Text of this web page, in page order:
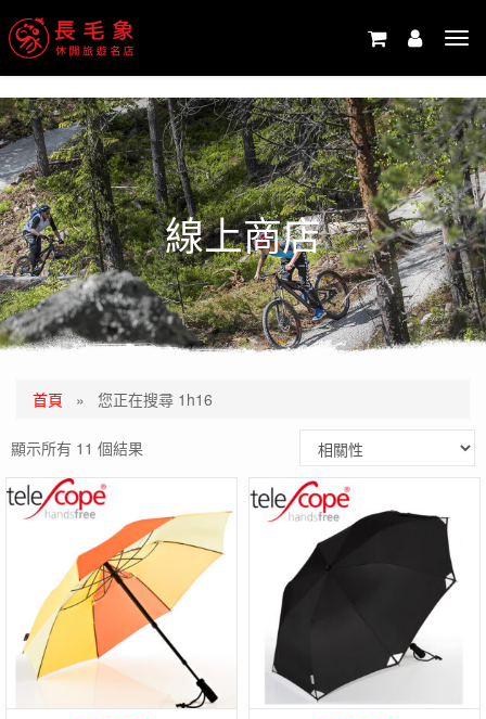
線上商店
首頁 » 您正在搜尋 1h16
顯示所有 11 個結果